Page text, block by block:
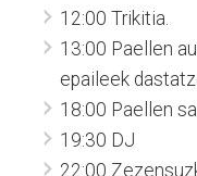
12:00 Trikitia.
13:00 Paellen
epaileek
18:00 Paellen
19:30 DJ
22:00